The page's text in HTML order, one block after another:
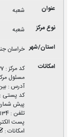
شعبه
شعبه
خراسان
کد مرکز:
مسئول
آدرس:
کد پستی
پیش
تلفن :
36
پست
امکانات: